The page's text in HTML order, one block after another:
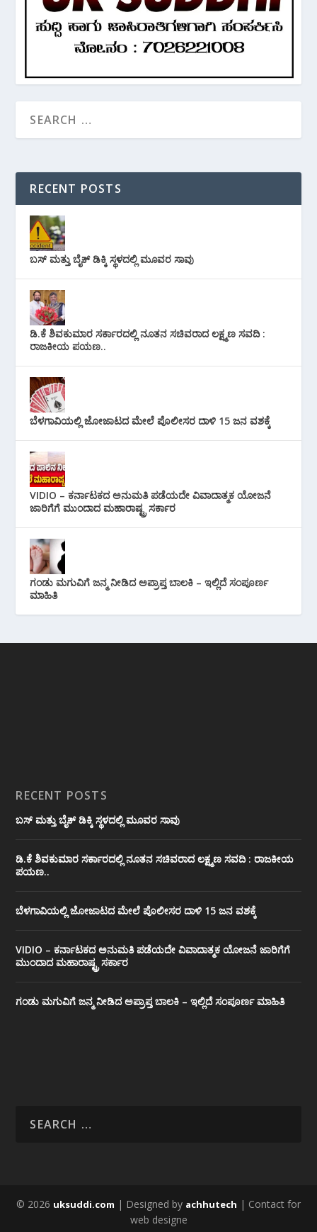
RECENT POSTS
ಬಸ್ ಮತ್ತು ಬೈಕ್ ಡಿಕ್ಕಿ ಸ್ಥಳದಲ್ಲಿ ಮೂವರ ಸಾವು
ಡಿ.ಕೆ ಶಿವಕುಮಾರ ಸರ್ಕಾರದಲ್ಲಿ ನೂತನ ಸಚಿವರಾದ ಲಕ್ಷ್ಮಣ ಸವದಿ :
ರಾಜಕೀಯ ಪಯಣ..
ಬೆಳಗಾವಿಯಲ್ಲಿ ಜೋಜಾಟದ ಮೇಲೆ ಪೊಲೀಸರ ದಾಳಿ 15 ಜನ ವಶಕ್ಕೆ
VIDIO – ಕರ್ನಾಟಕದ ಅನುಮತಿ ಪಡೆಯದೇ ವಿವಾದಾತ್ಮಕ ಯೋಜನೆ
ಜಾರಿಗೆಗೆ ಮುಂದಾದ ಮಹಾರಾಷ್ಟ್ರ ಸರ್ಕಾರ
ಗಂಡು ಮಗುವಿಗೆ ಜನ್ಮ ನೀಡಿದ ಅಪ್ರಾಪ್ತ ಬಾಲಕಿ – ಇಲ್ಲಿದೆ ಸಂಪೂರ್ಣ
ಮಾಹಿತಿ
RECENT POSTS
ಬಸ್ ಮತ್ತು ಬೈಕ್ ಡಿಕ್ಕಿ ಸ್ಥಳದಲ್ಲಿ ಮೂವರ ಸಾವು
ಡಿ.ಕೆ ಶಿವಕುಮಾರ ಸರ್ಕಾರದಲ್ಲಿ ನೂತನ ಸಚಿವರಾದ ಲಕ್ಷ್ಮಣ ಸವದಿ : ರಾಜಕೀಯ
ಪಯಣ..
ಬೆಳಗಾವಿಯಲ್ಲಿ ಜೋಜಾಟದ ಮೇಲೆ ಪೊಲೀಸರ ದಾಳಿ 15 ಜನ ವಶಕ್ಕೆ
VIDIO – ಕರ್ನಾಟಕದ ಅನುಮತಿ ಪಡೆಯದೇ ವಿವಾದಾತ್ಮಕ ಯೋಜನೆ ಜಾರಿಗೆಗೆ
ಮುಂದಾದ ಮಹಾರಾಷ್ಟ್ರ ಸರ್ಕಾರ
ಗಂಡು ಮಗುವಿಗೆ ಜನ್ಮ ನೀಡಿದ ಅಪ್ರಾಪ್ತ ಬಾಲಕಿ – ಇಲ್ಲಿದೆ ಸಂಪೂರ್ಣ ಮಾಹಿತಿ
© 2026 uksuddi.com | Designed by achhutech | Contact for
web designe